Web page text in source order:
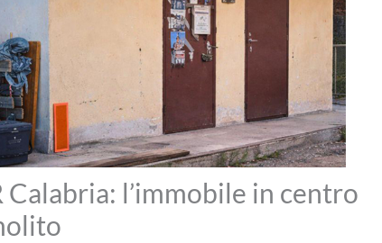
Calabria: l’immobile in centro